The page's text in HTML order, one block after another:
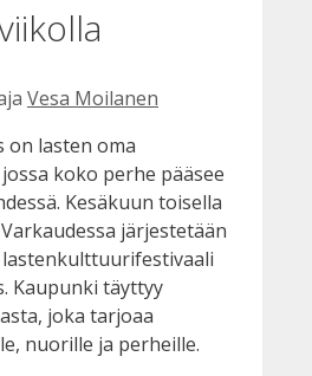
Vesa Moilanen
on lasten oma
koko perhe pääsee
Kesäkuun toisella
järjestetään
Kaupunki täyttyy
joka tarjoaa
nuorille ja perheille.